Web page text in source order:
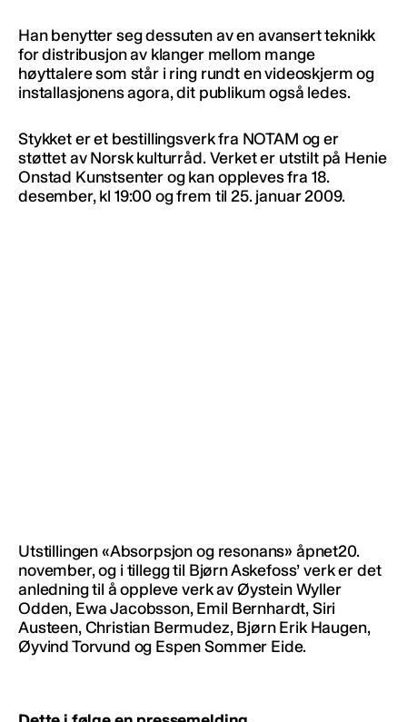
Han benytter seg dessuten av en avansert teknikk
for distribusjon av klanger mellom mange
høyttalere som står i ring rundt en videoskjerm og
installasjonens agora, dit publikum også ledes.
Stykket er et bestillingsverk fra NOTAM og er
støttet av Norsk kulturråd. Verket er utstilt på Henie
Onstad Kunstsenter og kan oppleves fra 18.
desember, kl 19:00 og frem til 25. januar 2009.
Utstillingen «Absorpsjon og resonans» åpnet20.
november, og i tillegg til Bjørn Askefoss’ verk er det
anledning til å oppleve verk av Øystein Wyller
Odden, Ewa Jacobsson, Emil Bernhardt, Siri
Austeen, Christian Bermudez, Bjørn Erik Haugen,
Øyvind Torvund og Espen Sommer Eide.